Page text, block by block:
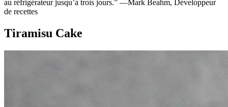
au réfrigérateur jusqu’à trois jours.” —Mark Beahm, Développeur
de recettes
Tiramisu Cake